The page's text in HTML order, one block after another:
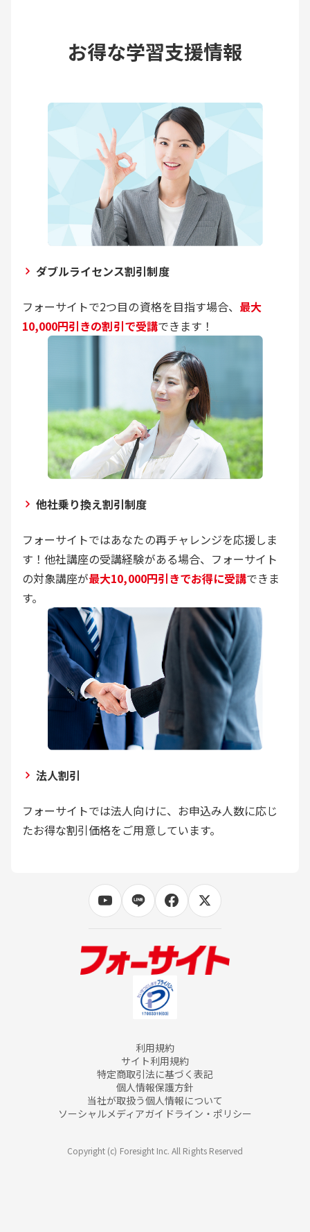
お得な学習支援情報
ダブルライセンス割引制度
フォーサイトで2つ目の資格を目指す場合、 最大
10,000円引きの割引で受講できます！
他社乗り換え割引制度
フォーサイトではあなたの再チャレンジを応援しま
す！他社講座の受講経験がある場合、フォーサイト
の対象講座が最大10,000円引きでお得に受講できま
す。
法人割引
フォーサイトでは法人向けに、お申込み人数に応じ
たお得な割引価格をご用意しています。
利用規約
サイト利用規約
特定商取引法に基づく表記
個人情報保護方針
当社が取扱う個人情報について
ソーシャルメディアガイドライン・ポリシー
Copyright (c) Foresight Inc. All Rights Reserved